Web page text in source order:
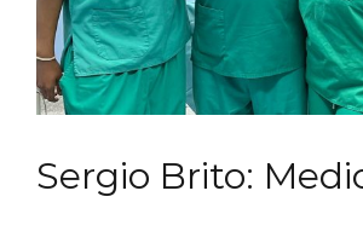
Sergio Brito: